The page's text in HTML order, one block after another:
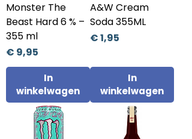
Monster The
Beast Hard 6 % –
355 ml
Prijs
€ 9,95
In
winkelwagen
A&W Cream
Soda 355ML
Prijs
€ 1,95
In
winkelwagen